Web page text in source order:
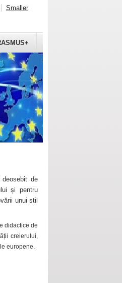
Smaller
deosebit de
și pentru
unui stil
didactice de
creierului,
europene.